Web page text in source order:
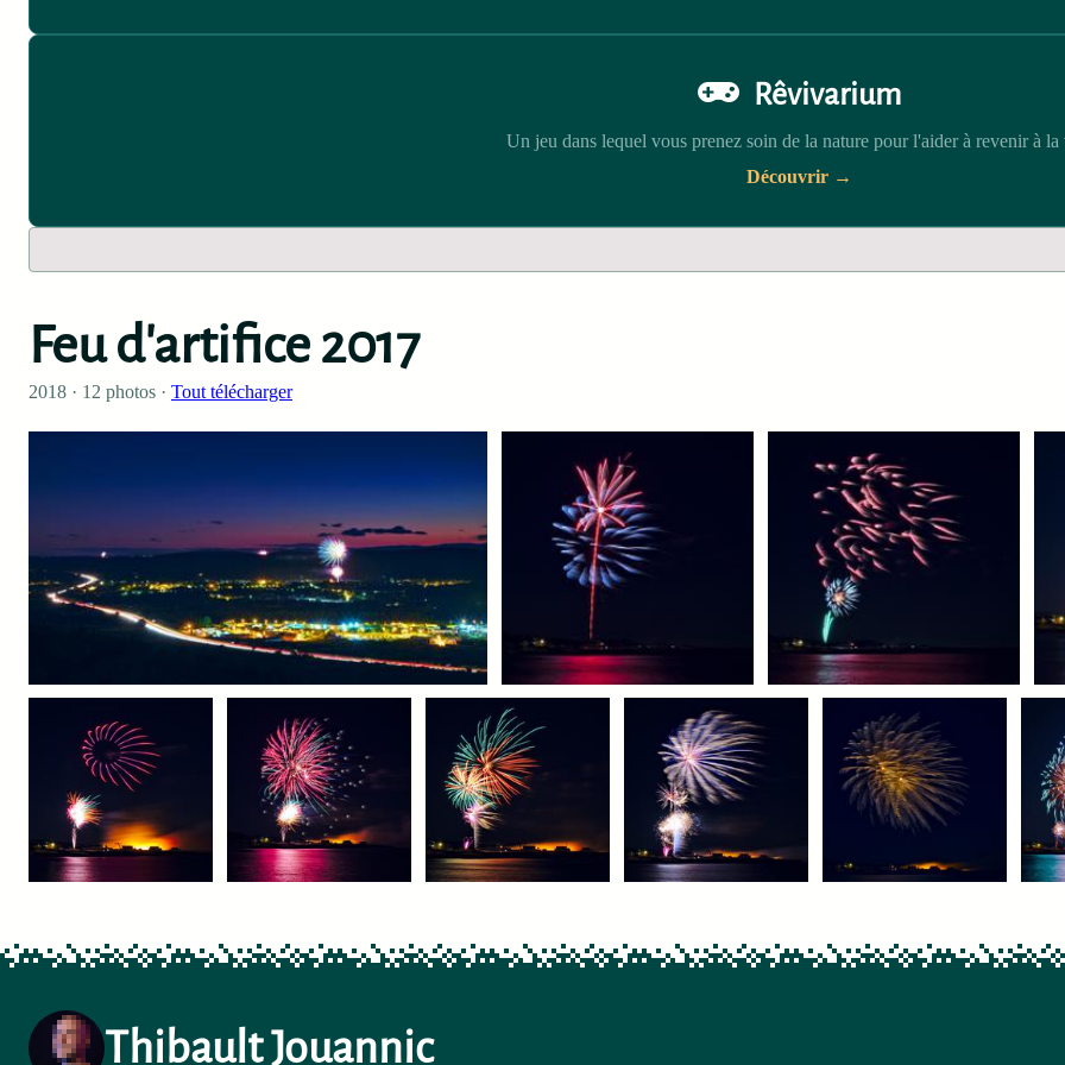
Rêvivarium
Un jeu dans lequel vous prenez soin de la nature pour l'aider à revenir à la
Découvrir →
Feu d'artifice 2017
2018 · 12 photos · Tout télécharger
Thibault Jouannic